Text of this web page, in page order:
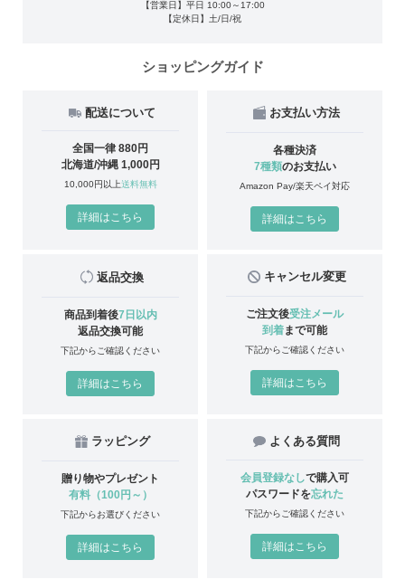
【営業日】平日 10:00～17:00
【定休日】土/日/祝
ショッピングガイド
配送について
全国一律 880円
北海道/沖縄 1,000円
10,000円以上送料無料
詳細はこちら
お支払い方法
各種決済
7種類のお支払い
Amazon Pay/楽天ペイ対応
詳細はこちら
返品交換
商品到着後7日以内
返品交換可能
下記からご確認ください
詳細はこちら
キャンセル変更
ご注文後受注メール
到着まで可能
下記からご確認ください
詳細はこちら
ラッピング
贈り物やプレゼント
有料（100円～）
下記からお選びください
詳細はこちら
よくある質問
会員登録なしで購入可
パスワードを忘れた
下記からご確認ください
詳細はこちら